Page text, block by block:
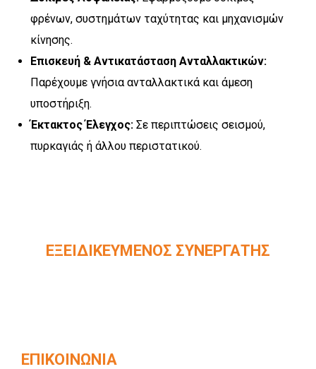
φρένων, συστημάτων ταχύτητας και μηχανισμών
κίνησης.
Επισκευή & Αντικατάσταση Ανταλλακτικών:
Παρέχουμε γνήσια ανταλλακτικά και άμεση
υποστήριξη.
Έκτακτος Έλεγχος: Σε περιπτώσεις σεισμού,
πυρκαγιάς ή άλλου περιστατικού.
ΕΞΕΙΔΙΚΕΥΜΈΝΟΣ ΣΥΝΕΡΓΆΤΗΣ
ΕΠΙΚΟΙΝΩΝΊΑ